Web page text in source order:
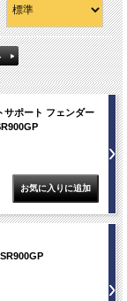
ポート フェンダー